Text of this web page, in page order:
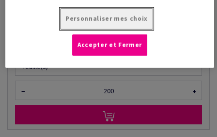
EN STOCK : LIVRAISON À PARTIR DU 10/08/2026
feuille(s)
− +
Personnaliser mes choix
Accepter et Fermer